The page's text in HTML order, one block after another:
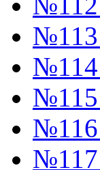
№113
№114
№115
№116
№117